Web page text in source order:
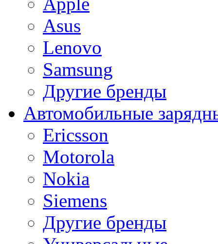
Asus
Lenovo
Samsung
Другие бренды
Автомобильные
Ericsson
Motorola
Nokia
Siemens
Другие бренды